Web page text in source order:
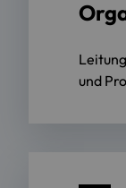
und